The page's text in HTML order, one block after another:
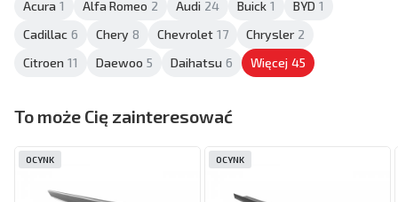
Acura 1 Alfa Romeo 2 Audi 24 Buick 1 BYD 1
Cadillac 6 Chery 8 Chevrolet 17 Chrysler 2
Citroen 11 Daewoo 5 Daihatsu 6 Więcej 45
To może Cię zainteresować
OCYNK OCYNK